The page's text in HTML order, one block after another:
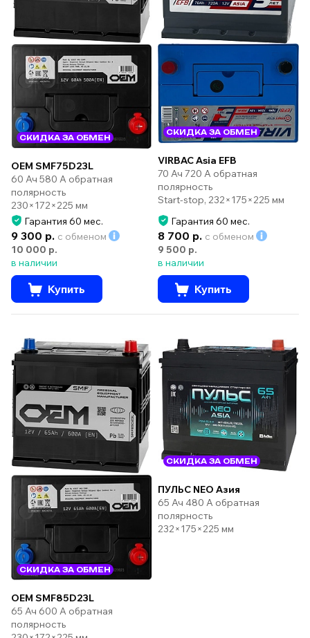
СКИДКА ЗА ОБМЕН
OEM SMF75D23L
60 Ач 580 А обратная
полярность
230×172×225 мм
Гарантия 60 мес.
9 300 р. с обменом
10 000 р.
в наличии
Купить
СКИДКА ЗА ОБМЕН
VIRBAC Asia EFB
70 Ач 720 А обратная
полярность
Start-stop, 232×175×225 мм
Гарантия 60 мес.
8 700 р. с обменом
9 500 р.
в наличии
Купить
СКИДКА ЗА ОБМЕН
OEM SMF85D23L
65 Ач 600 А обратная
полярность
СКИДКА ЗА ОБМЕН
ПУЛЬС NEO Азия
65 Ач 480 А обратная
полярность
232×175×225 мм